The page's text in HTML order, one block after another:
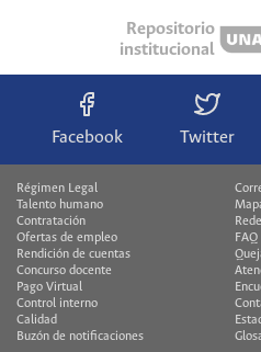
Repositorio
institucional
Facebook Twitter
Régimen Legal
Talento humano
Contratación
Ofertas de empleo
Rendición de cuentas
Concurso docente
Pago Virtual
Control interno
Calidad
Buzón de notificaciones
FAQ